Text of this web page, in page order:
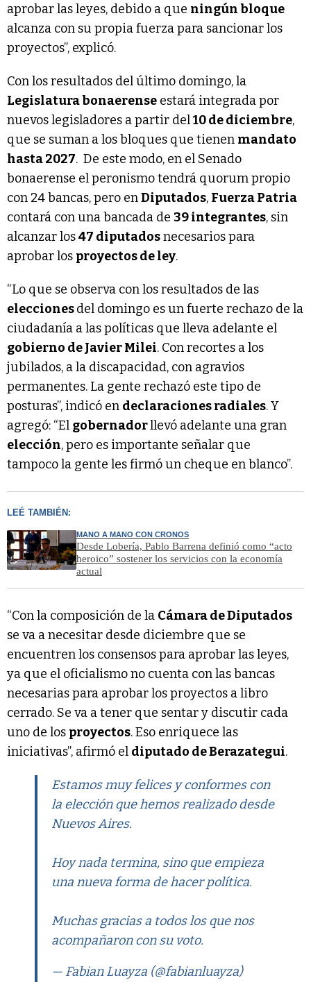
aprobar las leyes, debido a que ningún bloque
alcanza con su propia fuerza para sancionar los
proyectos”, explicó.
Con los resultados del último domingo, la
Legislatura bonaerense estará integrada por
nuevos legisladores a partir del10 de diciembre,
que se suman a los bloques que tienen mandato
hasta 2027. De este modo, en el Senado
bonaerense el peronismo tendrá quorum propio
con 24 bancas, pero enDiputados, Fuerza Patria
contará con una bancada de 39 integrantes, sin
alcanzar los47 diputadosnecesarios para
aprobar los proyectos de ley.
“Lo que se observa con los resultados de las
eleccionesdel domingo es un fuerte rechazo de la
ciudadanía a las políticas que lleva adelante el
gobierno de Javier Milei. Con recortes a los
jubilados, a la discapacidad, con agravios
permanentes. La gente rechazó este tipo de
posturas”, indicó en declaraciones radiales. Y
agregó: “El gobernadorllevó adelante una gran
elección, pero es importante señalar que
tampoco la gente les firmó un cheque en blanco”.
LEÉ TAMBIÉN:
MANO A MANO CON CRONOS
Desde Lobería, Pablo Barrena definió como “acto
heroico” sostener los servicios con la economía
actual
“Con la composición de la Cámara de Diputados
se va a necesitar desde diciembre que se
encuentren los consensos para aprobar las leyes,
ya que el oficialismo no cuenta con las bancas
necesarias para aprobar los proyectos a libro
cerrado. Se va a tener que sentar y discutir cada
uno de los proyectos. Eso enriquece las
iniciativas”, afirmó el diputado de Berazategui.
Estamos muy felices y conformes con
la elección que hemos realizado desde
Nuevos Aires.
Hoy nada termina, sino que empieza
una nueva forma de hacer política.
Muchas gracias a todos los que nos
acompañaron con su voto.
— Fabian Luayza (@fabianluayza)